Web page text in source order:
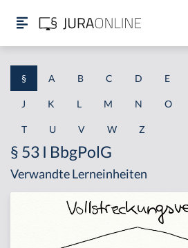
§ A B C D E
J K L M N O
T U V W Z
§ 53 I BbgPolG
Verwandte Lerneinheiten